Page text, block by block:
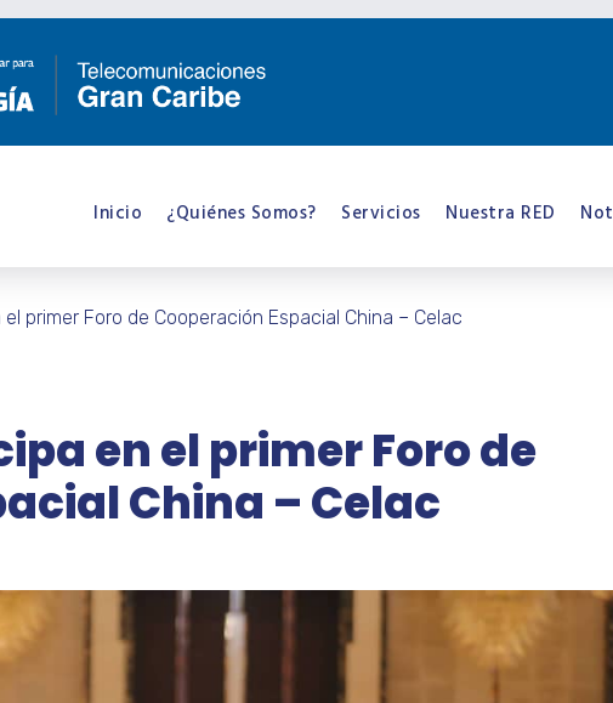
Inicio ¿Quiénes Somos? Servicios Nuestra RED
primer Foro de Cooperación Espacial China – Celac
en el primer Foro de
China – Celac